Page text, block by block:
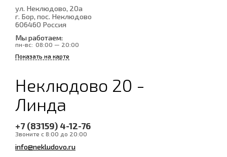
ул. Неклюдово, 20а
г. Бор, пос. Неклюдово
606460 Россия
Мы работаем:
пн-вс: 08:00 — 20:00
Показать на карте
Неклюдово 20 -
Линда
+7 (83159) 4-12-76
Звоните с 8:00 до 20:00
info@nekludovo.ru